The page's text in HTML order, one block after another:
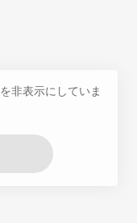
非表示にしていま